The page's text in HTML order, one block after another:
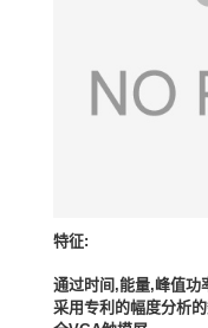
特征:
通过时间,能量,峰值功
采用专利的幅度分析